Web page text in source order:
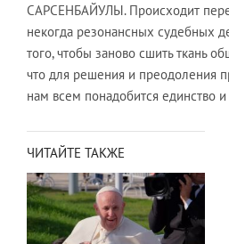
САРСЕНБАЙУЛЫ. Происходит
некогда резонансных судебных
того, чтобы заново сшить ткань
что для решения и преодоления
нам всем понадобится единство
ЧИТАЙТЕ ТАКЖЕ